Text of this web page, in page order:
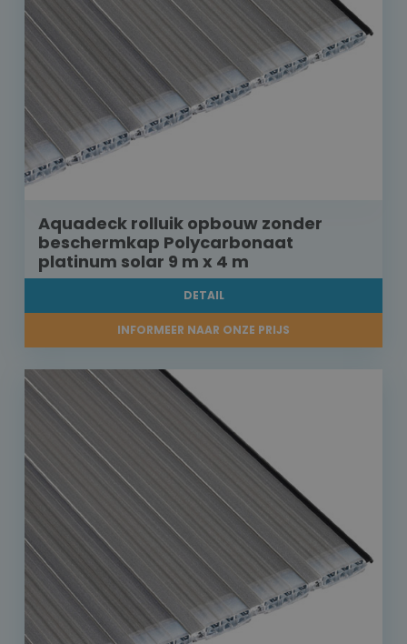
Aquadeck rolluik opbouw zonder
beschermkap Polycarbonaat
platinum solar 9 m x 4 m
DETAIL
INFORMEER NAAR ONZE PRIJS